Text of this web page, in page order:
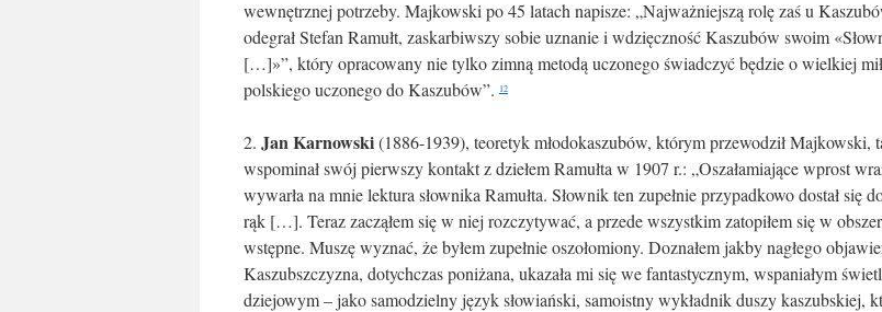
wewnętrznej potrzeby. Majkowski po 45 latach napisze: „Najważniejszą rolę zaś u
odegrał Stefan Ramułt, zaskarbiwszy sobie uznanie i wdzięczność Kaszubów swoim
[…]»”, który opracowany nie tylko zimną metodą uczonego świadczyć będzie o wielkiej
polskiego uczonego do Kaszubów”. 12
2. Jan Karnowski(1886-1939), teoretyk młodokaszubów, którym przewodził Majkowski,
wspominał swój pierwszy kontakt z dziełem Ramułta w 1907 r.: „Oszałamiające wprost
wywarła na mnie lektura słownika Ramułta. Słownik ten zupełnie przypadkowo dostał się
rąk […]. Teraz zacząłem się w niej rozczytywać, a przede wszystkim zatopiłem się w
wstępne. Muszę wyznać, że byłem zupełnie oszołomiony. Doznałem jakby nagłego
Kaszubszczyzna, dotychczas poniżana, ukazała mi się we fantastycznym, wspaniałym
dziejowym – jako samodzielny język słowiański, samoistny wykładnik duszy kaszubskiej,